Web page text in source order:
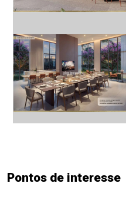
Pontos de interesse